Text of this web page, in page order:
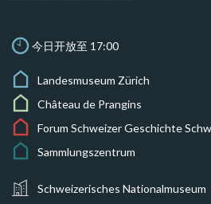
今日开放至 17:00
Landesmuseum Zürich
Château de Prangins
Forum Schweizer Geschichte
Sammlungszentrum
Schweizerisches Nationalmuseum